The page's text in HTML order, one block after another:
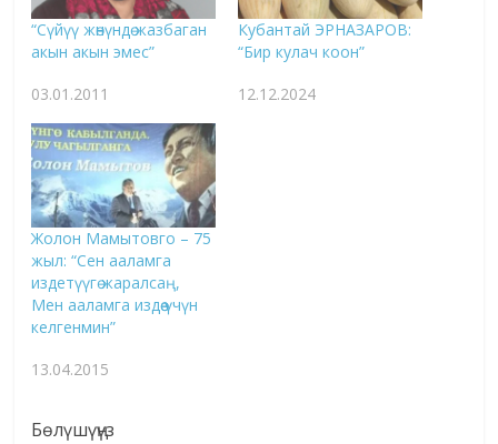
“Сүйүү жөнүндө жазбаган
акын акын эмес”
03.01.2011
Кубантай ЭРНАЗАРОВ:
“Бир кулач коон”
12.12.2024
Жолон Мамытовго – 75
жыл: “Сен ааламга
издетүүгө жаралсаң,
Мен ааламга издөө үчүн
келгенмин”
13.04.2015
Бөлүшүңүз